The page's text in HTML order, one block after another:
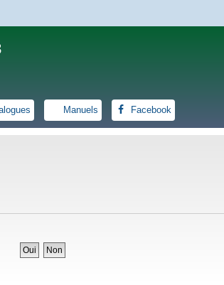
Manuels Facebook